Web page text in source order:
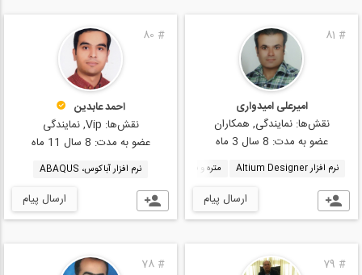
#
81
امیرعلی امیدواری
نقش‌ها:نمایندگی, همکاران
عضو به مدت: 8 سال 3 ماه
نرم افزار Altium Designer متره و برآورد پروژه، Project Cost Estimating
ارسال پیام
#
80
احمد عابدین
نقش‌ها: Vip, نمایندگی
عضو به مدت: 8 سال 11 ماه
نرم افزار آباکوس، ABAQUS
ارسال پیام
#
79
#
78